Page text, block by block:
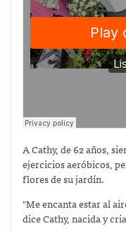
A Cathy, de 62 años,
ejercicios aeróbicos,
flores de su jardín.
"Me encanta estar al
dice Cathy, nacida y